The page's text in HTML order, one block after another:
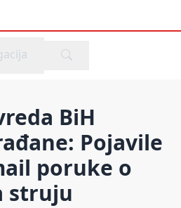
BiH
Pojavile
poruke o
struju